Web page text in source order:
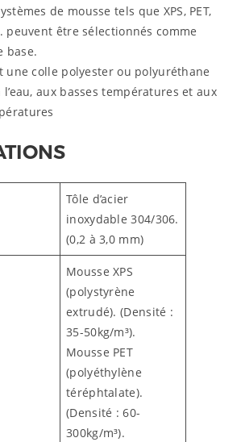
de mousse tels que XPS, PET,
peuvent être sélectionnés comme
base.
une colle polyester ou polyuréthane
aux basses températures et aux
Tôle d’acier
inoxydable 304/306.
(0,2 à 3,0 mm)
Mousse XPS
(polystyrène
extrudé). (Densité :
35-50kg/m³).
Mousse PET
(polyéthylène
téréphtalate).
(Densité : 60-
300kg/m³).